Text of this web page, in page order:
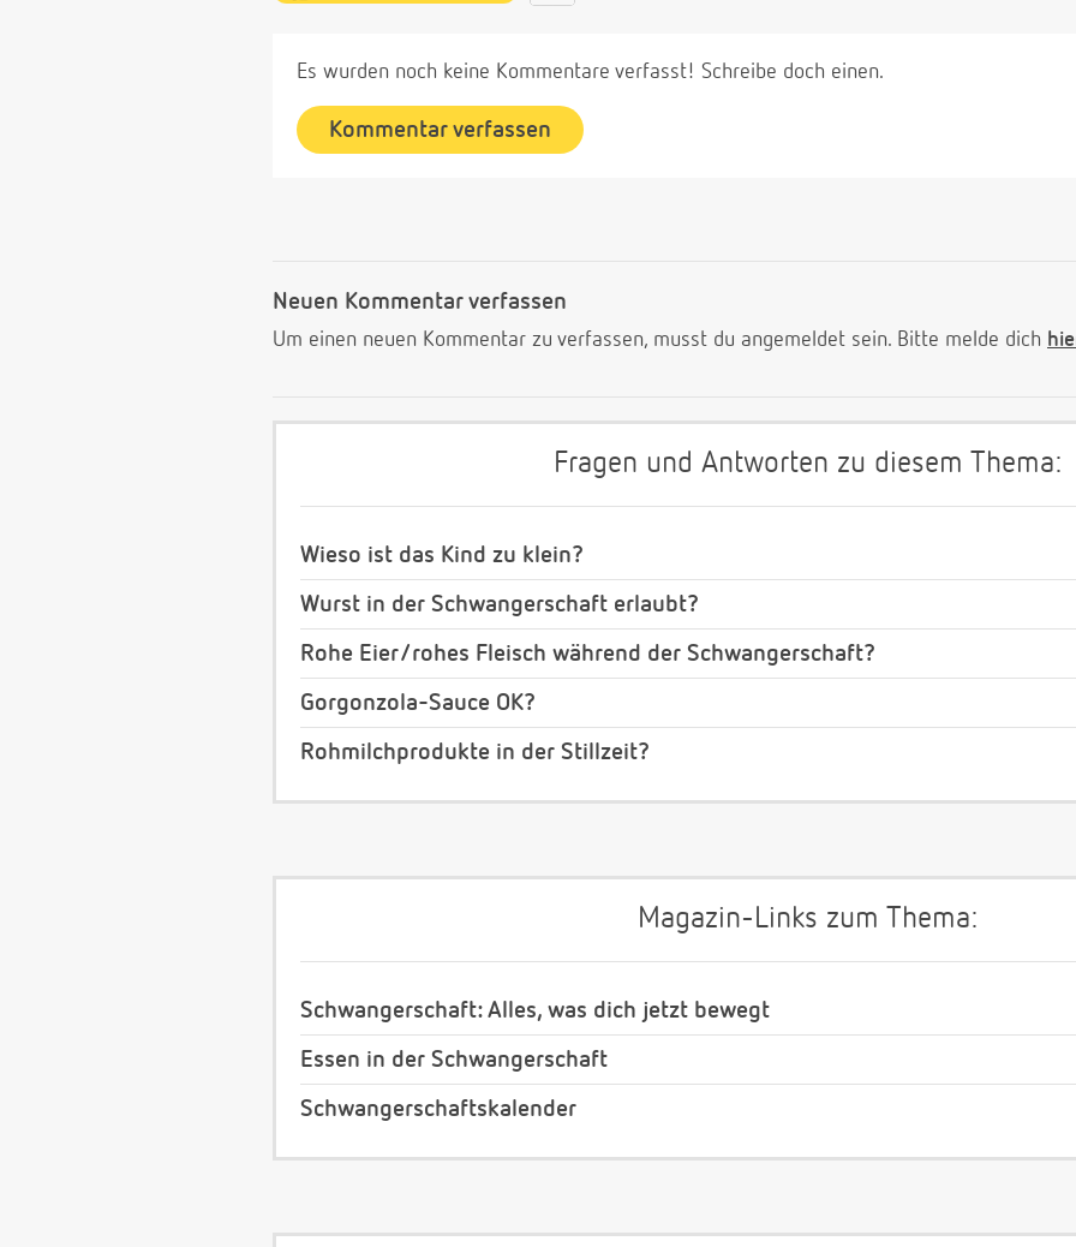
Es wurden noch keine Kommentare verfasst! Schreibe doch einen.
Kommentar verfassen
Neuen Kommentar verfassen
Um einen neuen Kommentar zu verfassen, musst du angemeldet sein. Bitte melde dich
Fragen und Antworten zu diesem Thema:
Wieso ist das Kind zu klein?
Wurst in der Schwangerschaft erlaubt?
Rohe Eier/rohes Fleisch während der Schwangerschaft?
Gorgonzola-Sauce OK?
Rohmilchprodukte in der Stillzeit?
Magazin-Links zum Thema:
Schwangerschaft: Alles, was dich jetzt bewegt
Essen in der Schwangerschaft
Schwangerschaftskalender